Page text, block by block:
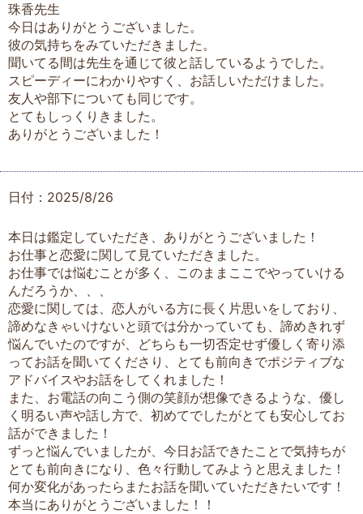
珠香先生
今日はありがとうございました。
彼の気持ちをみていただきました。
聞いてる間は先生を通じて彼と話しているようでした。
スピーディーにわかりやすく、お話しいただけました。
友人や部下についても同じです。
とてもしっくりきました。
ありがとうございました！
日付：2025/8/26
本日は鑑定していただき、ありがとうございました！
お仕事と恋愛に関して見ていただきました。
お仕事では悩むことが多く、このままここでやっていける
んだろうか、、、
恋愛に関しては、恋人がいる方に長く片思いをしており、
諦めなきゃいけないと頭では分かっていても、諦めきれず
悩んでいたのですが、どちらも一切否定せず優しく寄り添
ってお話を聞いてくださり、とても前向きでポジティブな
アドバイスやお話をしてくれました！
また、お電話の向こう側の笑顔が想像できるような、優し
く明るい声や話し方で、初めてでしたがとても安心してお
話ができました！
ずっと悩んでいましたが、今日お話できたことで気持ちが
とても前向きになり、色々行動してみようと思えました！
何か変化があったらまたお話を聞いていただきたいです！
本当にありがとうございました！！